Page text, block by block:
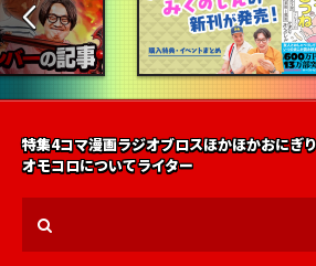
特集4コマ漫画ラジオブロスほかほかおにぎ
オモコロについてライター